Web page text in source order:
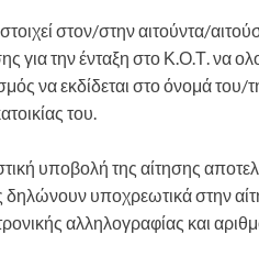
στον/στην αιτούντα/
για την ένταξη στο Κ.Ο.Τ. να
να εκδίδεται στο όνομά του/
του.
υποβολή της αίτησης
υποχρεωτικά στην
αλληλογραφίας και